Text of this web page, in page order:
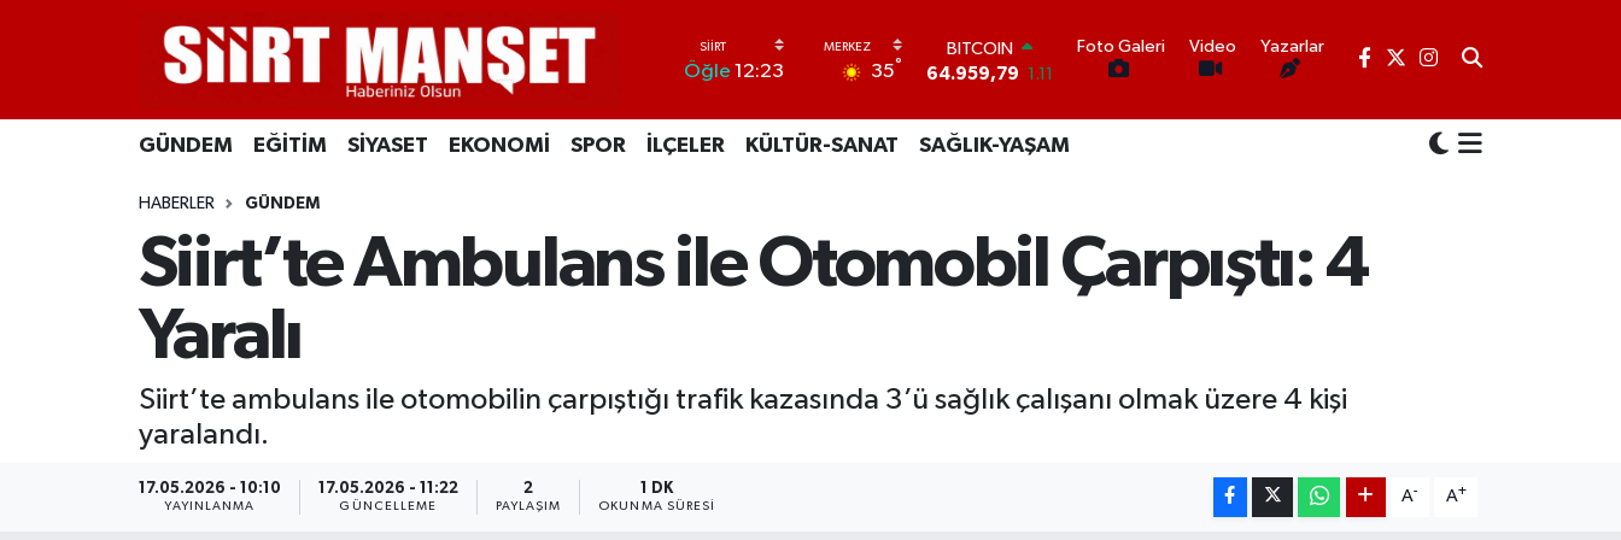
Öğle 12:23 35°
64.959,79
1.11
DOLAR
EURO
55,2510
0.32
6660.55 0.03
BİST100
Foto Galeri Video Yazarlar
GÜNDEM EĞİTİM SİYASET EKONOMİ SPOR İLÇELER KÜLTÜR-SANAT SAĞLIK-YAŞAM
HABERLER GÜNDEM
Siirt’te Ambulans ile Otomobil Çarpıştı: 4
Yaralı
Siirt’te ambulans ile otomobilin çarpıştığı trafik kazasında 3’ü sağlık çalışanı olmak üzere 4 kişi
yaralandı.
17.05.2026 - 10:10
YAYINLANMA
17.05.2026 - 11:22
GÜNCELLEME
2
PAYLAŞIM
1 DK
OKUNMA SÜRESI
A- A+
SİYASET
EKONOMİ
İLÇELER
Siirt Nöbetçi Eczaneler
Siirt Hava Durumu
Siirt Namaz Vakitleri
Siirt Trafik Yoğunluk Haritası
Süper Lig Puan Durumu ve Fikstür
Tüm Manşetler